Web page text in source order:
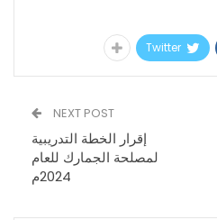
Twitter
NEXT POST
إقرار الخطة التدريبية
لمصلحة الجمارك للعام
2024م